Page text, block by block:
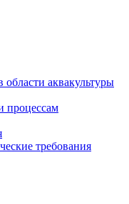
области аквакультуры
процессам
требования